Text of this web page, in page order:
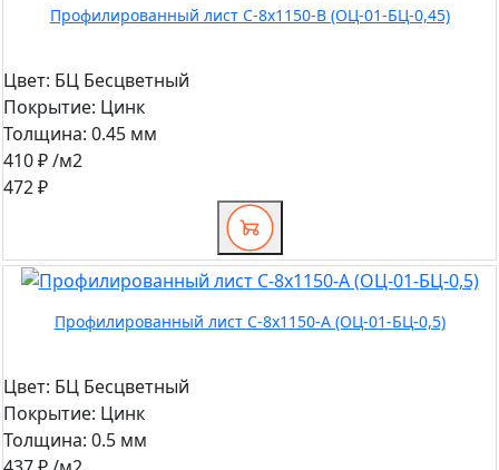
Профилированный лист С-8х1150-B (ОЦ-01-БЦ-0,45)
Цвет: БЦ Бесцветный
Покрытие: Цинк
Толщина: 0.45 мм
410 ₽/м2
472 ₽
Профилированный лист С-8х1150-A (ОЦ-01-БЦ-0,5)
Цвет: БЦ Бесцветный
Покрытие: Цинк
Толщина: 0.5 мм